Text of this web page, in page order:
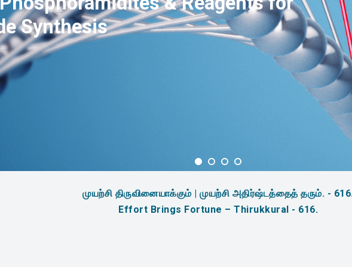
Synthesis
முயற்சி திருவினையாக்கும் | முயற்சி அதிர்ஷ்டத்தைத் தரும். -
Effort Brings Fortune – Thirukkural - 616.